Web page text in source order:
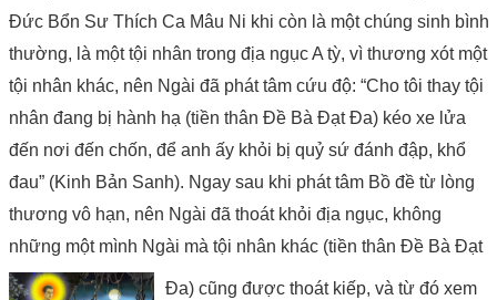
Đức Bổn Sư Thích Ca Mâu Ni khi còn là một chúng sinh bình
thường, là một tội nhân trong địa ngục A tỳ, vì thương xót một
tội nhân khác, nên Ngài đã phát tâm cứu độ: “Cho tôi thay tội
nhân đang bị hành hạ (tiền thân Đề Bà Đạt Đa) kéo xe lửa
đến nơi đến chốn, để anh ấy khỏi bị quỷ sứ đánh đập, khổ
đau” (Kinh Bản Sanh). Ngay sau khi phát tâm Bồ đề từ lòng
thương vô hạn, nên Ngài đã thoát khỏi địa ngục, không
những một mình Ngài mà tội nhân khác (tiền thân Đề Bà Đạt
Đa) cũng được thoát kiếp, và từ đó xem